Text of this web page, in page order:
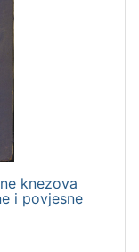
knezova
i povjesne